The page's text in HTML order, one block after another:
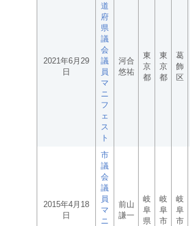
2021年6月29
日
道
府
県
議
会
議
員
マ
ニ
フ
ェ
ス
ト
河合
悠祐
東
京
都
東
京
都
葛
飾
区
2015年4月18
日
市
議
会
議
員
マ
ニ
前山
謙一
岐
阜
県
岐
阜
市
岐
阜
市